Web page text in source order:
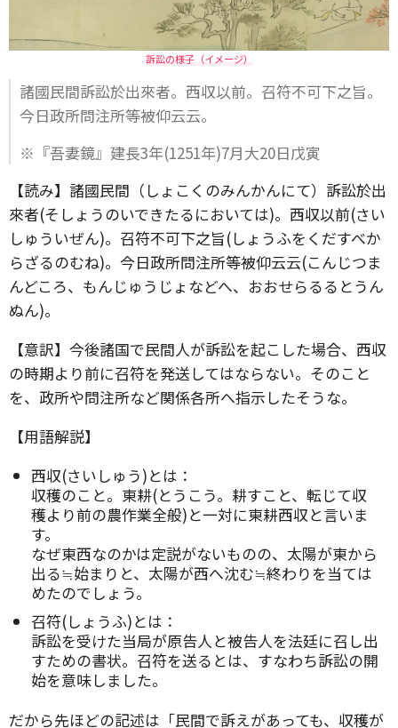
訴訟の様子（イメージ）
諸國民間訴訟於出來者。西収以前。召符不可下之旨。
今日政所問注所等被仰云云。
※『吾妻鏡』建長3年(1251年)7月大20日戊寅
【読み】諸國民間（しょこくのみんかんにて）訴訟於出
來者(そしょうのいできたるにおいては)。西収以前(さい
しゅういぜん)。召符不可下之旨(しょうふをくだすべか
らざるのむね)。今日政所問注所等被仰云云(こんじつま
んどころ、もんじゅうじょなどへ、おおせらるるとうん
ぬん)。
【意訳】今後諸国で民間人が訴訟を起こした場合、西収
の時期より前に召符を発送してはならない。そのこと
を、政所や問注所など関係各所へ指示したそうな。
【用語解説】
西収(さいしゅう)とは：
収穫のこと。東耕(とうこう。耕すこと、転じて収
穫より前の農作業全般)と一対に東耕西収と言いま
す。
なぜ東西なのかは定説がないものの、太陽が東から
出る≒始まりと、太陽が西へ沈む≒終わりを当ては
めたのでしょう。
召符(しょうふ)とは：
訴訟を受けた当局が原告人と被告人を法廷に召し出
すための書状。召符を送るとは、すなわち訴訟の開
始を意味しました。
だから先ほどの記述は「民間で訴えがあっても、収穫が